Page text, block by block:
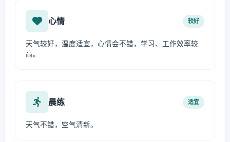
心情 较好
天气较好，温度适宜，心情会不错，学习、工作效率较
高。
晨练 适宜
天气不错，空气清新。